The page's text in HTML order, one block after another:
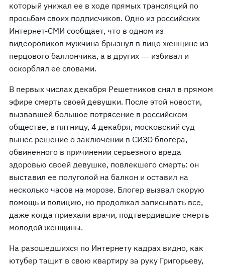
который унижал ее в ходе прямых трансляций по
просьбам своих подписчиков. Одно из российских
Интернет-СМИ сообщает, что в одном из
видеороликов мужчина брызнул в лицо женщине из
перцового баллончика, а в других ― избивал и
оскорблял ее словами.
В первых числах декабря Решетников снял в прямом
эфире смерть своей девушки. После этой новости,
вызвавшей большое потрясение в российском
обществе, в пятницу, 4 декабря, московский суд
вынес решение о заключении в СИЗО блогера,
обвиненного в причинении серьезного вреда
здоровью своей девушке, повлекшего смерть: он
выставил ее полуголой на балкон и оставил на
несколько часов на морозе. Блогер вызвал скорую
помощь и полицию, но продолжал записывать все,
даже когда приехали врачи, подтвердившие смерть
молодой женщины.
На разошедшихся по Интернету кадрах видно, как
ютубер тащит в свою квартиру за руку Григорьеву,